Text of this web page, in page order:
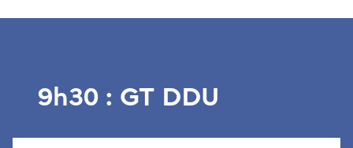
9h30 : GT DDU